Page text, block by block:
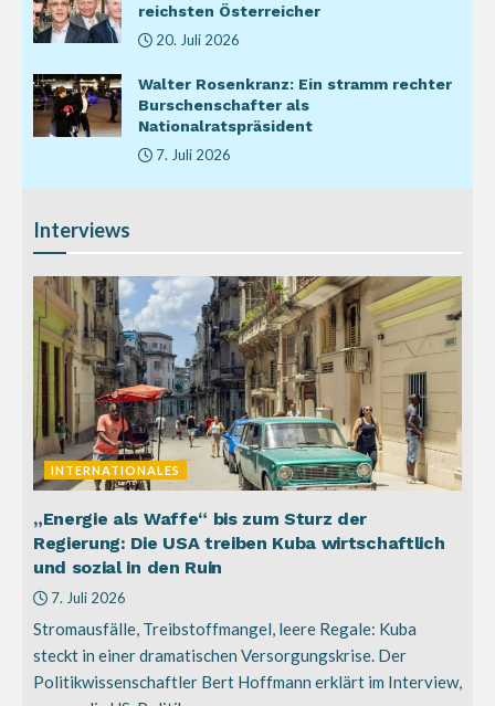
reichsten Österreicher
20. Juli 2026
Walter Rosenkranz: Ein stramm rechter
Burschenschafter als
Nationalratspräsident
7. Juli 2026
Interviews
INTERNATIONALES
„Energie als Waffe“ bis zum Sturz der
Regierung: Die USA treiben Kuba wirtschaftlich
und sozial in den Ruin
7. Juli 2026
Stromausfälle, Treibstoffmangel, leere Regale: Kuba
steckt in einer dramatischen Versorgungskrise. Der
Politikwissenschaftler Bert Hoffmann erklärt im Interview,